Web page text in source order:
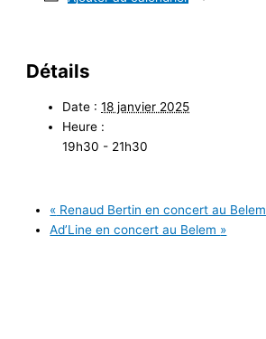
Détails
Date : 18 janvier 2025
Heure :
19h30 - 21h30
« Renaud Bertin en concert au Belem
Ad’Line en concert au Belem »